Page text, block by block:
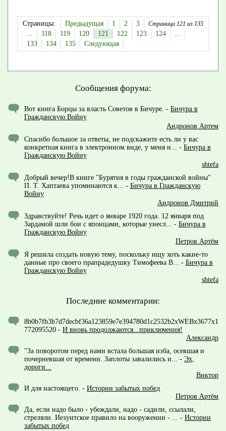
Страница 121 из 135
Страницы: Предыдущая 1 2
3
...
118 119 120 121 122 123 124
...
133
134 135 Следующая
Сообщения форума:
Вот книга Борцы за власть Советов в Бичуре. - Бичура в
Гражданскую Войну
Андронов Артем
Спасибо большое за ответы, не подскажите есть ли у вас
конкретная книга в электронном виде, у меня н... - Бичура в
Гражданскую Войну
shtefa
Добрый вечер!В книге "Бурятия в годы гражданской войны"
П. Т. Хаптаева упоминаются к... - Бичура в Гражданскую
Войну
Андронов Дмитрий
Здравствуйте! Речь идет о январе 1920 года. 12 января под
Зардамой шли бои с японцами, которые унесл... - Бичура в
Гражданскую Войну
Петров Артём
Я решила создать новую тему, поскольку ищу хоть какие-то
данные про своего прапрадедушку Тимофеева В... - Бичура в
Гражданскую Войну
shtefa
Последние комментарии:
8b0b7fb3b7d7decbf36a123859e7e394780d1c2532b2xWEBx3677x1
772095520 - И вновь продолжаются...приключения!
Александр
"За поворотом перед нами встала большая изба, осевшая и
почерневшая от времени. Заплоты завалились и... - Эх,
дороги...
Виктор
И для настоящего. - Истории забытых побед
Петров Артём
Да, если надо было - убеждали, надо - садили, ссылали,
стреляли. Иезуитское правило на вооружении - ... - Истории
забытых побед